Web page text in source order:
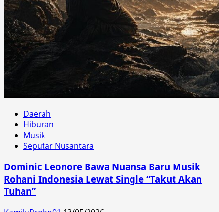
Daerah
Hiburan
Musik
Seputar Nusantara
Dominic Leonore Bawa Nuansa Baru Musik
Rohani Indonesia Lewat Single “Takut Akan
Tuhan”